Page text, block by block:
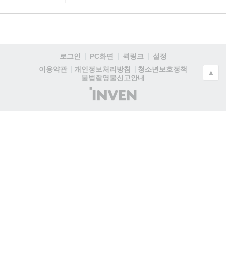
로그인 PC화면 퀵링크
설정
이용약관
개인정보처리방침
청소년보호정책
불법촬영물신고안내
(주)
인
▲